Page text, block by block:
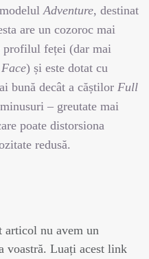
Adventure, destinat
are un cozoroc mai
profilul feței (dar mai
) și este dotat cu
bună decât a căștilor Full
– greutate mai
poate distorsiona
redusă.
articol nu avem un
voastră. Luați acest link